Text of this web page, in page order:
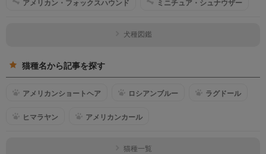
アメリカン・フォックスハウンド ミニチュア・シュナウザー
犬種図鑑
猫種名から記事を探す
アメリカンショートヘア ロシアンブルー ラグドール
ヒマラヤン アメリカンカール
猫種一覧